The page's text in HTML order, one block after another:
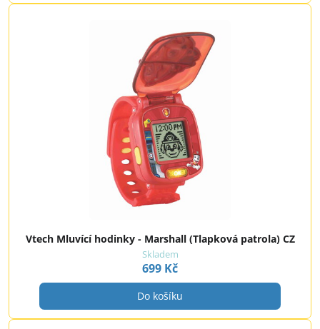
Vtech Mluvící hodinky - Marshall (Tlapková patrola) CZ
Skladem
699 Kč
Do košíku